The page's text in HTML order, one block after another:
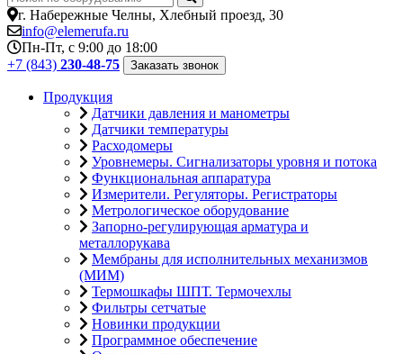
г. Набережные Челны, Хлебный проезд, 30
info@elemerufa.ru
Пн-Пт, с 9:00 до 18:00
+7 (843) 230-48-75 Заказать звонок
Продукция
Датчики давления и манометры
Датчики температуры
Расходомеры
Уровнемеры. Сигнализаторы уровня и потока
Функциональная аппаратура
Измерители. Регуляторы. Регистраторы
Метрологическое оборудование
Запорно-регулирующая арматура и
металлорукава
Мембраны для исполнительных механизмов
(МИМ)
Термошкафы ШПТ. Термочехлы
Фильтры сетчатые
Новинки продукции
Программное обеспечение